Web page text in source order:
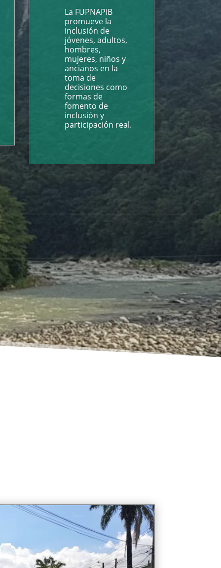
La FUPNAPIB
promueve la
inclusión de
jóvenes, adultos,
hombres,
mujeres, niños y
ancianos en la
toma de
decisiones como
formas de
fomento de
inclusión y
participación real.